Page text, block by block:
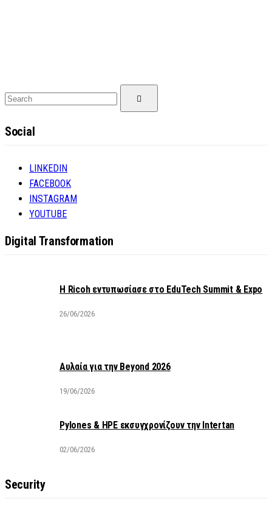
Search
for:
Social
LINKEDIN
FACEBOOK
INSTAGRAM
YOUTUBE
Digital Transformation
Η Ricoh εντυπωσίασε στο EduTech Summit & Expo
26/06/2026
Αυλαία για την Beyond 2026
19/06/2026
Pylones & HPE εκσυγχρονίζουν την Intertan
02/06/2026
Security